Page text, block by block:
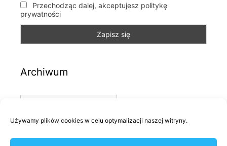
Używamy plików cookies w celu optymalizacji naszej witryny.
Przechodząc dalej, akceptujesz politykę
prywatności
Archiwum
Archiwum